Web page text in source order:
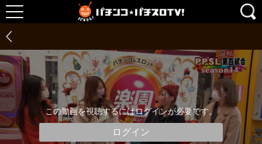
この動画を視聴するにはログインが必要です。
ログイン